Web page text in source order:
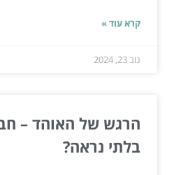
קרא עוד »
נוב 23, 2024
הרגש של האוהד –
בלתי נראה?